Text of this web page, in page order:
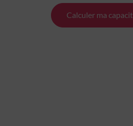
Calculer ma